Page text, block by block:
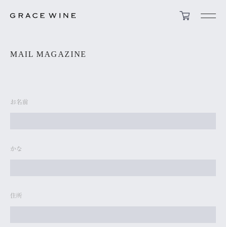
MAIL MAGAZINE
お名前
かな
住所